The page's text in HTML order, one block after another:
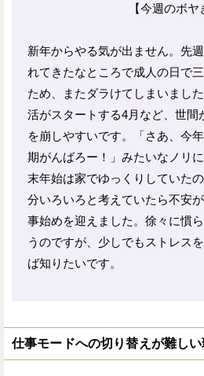
【今週のボヤ
新年からやる気が出ません。先
れてきたなところで成人の日で
ため、またダラけてしまいまし
活がスタートする4月など、世間
を崩しやすいです。「さあ、今
期がんばろー！」みたいなノリ
末年始は家でゆっくりしていた
分いろいろと考えていたら不安
事始めを迎えました。徐々に慣
うのですが、少しでもストレス
ば知りたいです。
仕事モードへの切り替えが難しい